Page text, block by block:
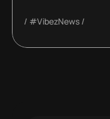
#VibezNews